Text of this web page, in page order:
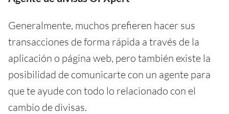
Generalmente, muchos prefieren hacer sus
transacciones de forma rápida a través de la
aplicación o página web, pero también existe la
posibilidad de comunicarte con un agente para
que te ayude con todo lo relacionado con el
cambio de divisas.